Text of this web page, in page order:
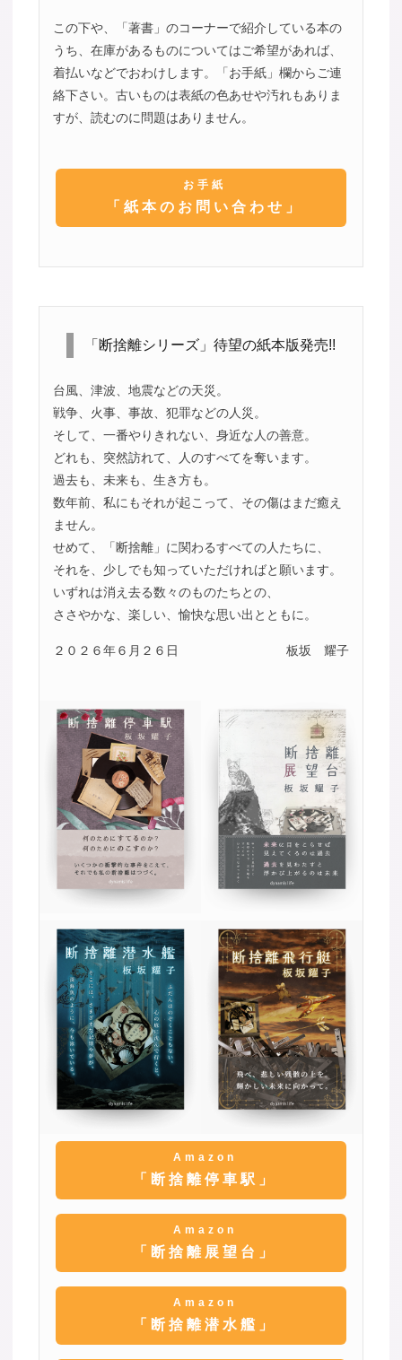
この下や、「著書」のコーナーで紹介している本の
うち、在庫があるものについてはご希望があれば、
着払いなどでおわけします。「お手紙」欄からご連
絡下さい。古いものは表紙の色あせや汚れもありま
すが、読むのに問題はありません。
お手紙
「紙本のお問い合わせ」
「断捨離シリーズ」待望の紙本版発売!!
台風、津波、地震などの天災。
戦争、火事、事故、犯罪などの人災。
そして、一番やりきれない、身近な人の善意。
どれも、突然訪れて、人のすべてを奪います。
過去も、未来も、生き方も。
数年前、私にもそれが起こって、その傷はまだ癒え
ません。
せめて、「断捨離」に関わるすべての人たちに、
それを、少しでも知っていただければと願います。
いずれは消え去る数々のものたちとの、
ささやかな、楽しい、愉快な思い出とともに。
２０２６年６月２６日 板坂 耀子
Amazon
「断捨離停車駅」
Amazon
「断捨離展望台」
Amazon
「断捨離潜水艦」